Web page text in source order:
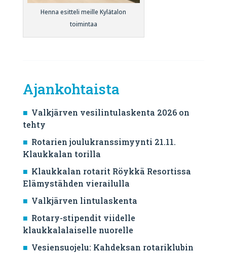
Henna esitteli meille Kylätalon
toimintaa
Ajankohtaista
Valkjärven vesilintulaskenta 2026 on
tehty
Rotarien joulukranssimyynti 21.11.
Klaukkalan torilla
Klaukkalan rotarit Röykkä Resortissa
Elämystähden vierailulla
Valkjärven lintulaskenta
Rotary-stipendit viidelle
klaukkalalaiselle nuorelle
Vesiensuojelu: Kahdeksan rotariklubin